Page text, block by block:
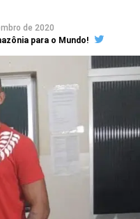
de 2020
para o Mundo!